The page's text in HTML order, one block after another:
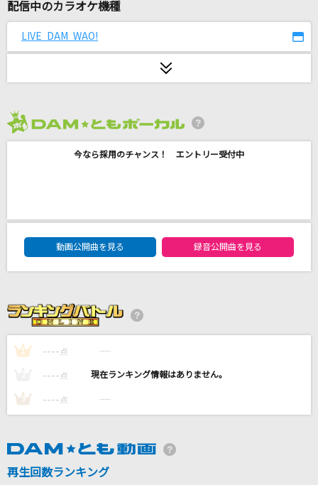
[生音]ウィーキャン!
[生音]PIECE OF MY WISH
好きすぎて滅！
平井堅
怪獣
サカナクション
Catherine
百生吟子(櫻井陽菜)、徒町小鈴(葉山風花)、安養寺姫芽(来栖りん)
配信中のカラオケ機種
LIVE DAM WAO!
今なら採用のチャンス！ エントリー受付中
DAM★ともボーカルエントリーランキング
動画公開曲を見る
録音公開曲を見る
1 ---- 点 ----
---- 点 ----
3 ---- 点 ----
再生回数ランキング